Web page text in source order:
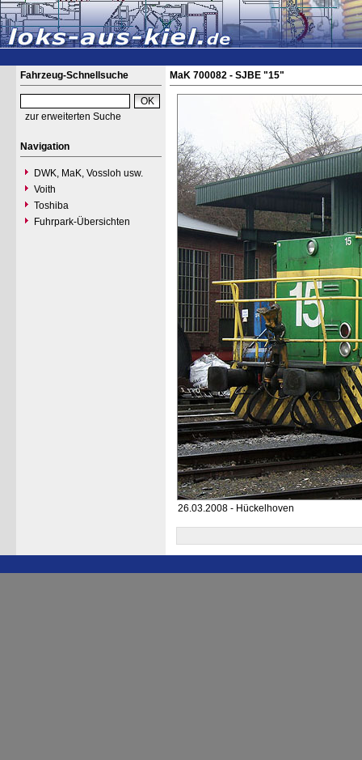
Fahrzeug-Schnellsuche
zur erweiterten Suche
Navigation
DWK, MaK, Vossloh usw.
Voith
Toshiba
Fuhrpark-Übersichten
MaK 700082 - SJBE "15"
26.03.2008 - Hückelhoven